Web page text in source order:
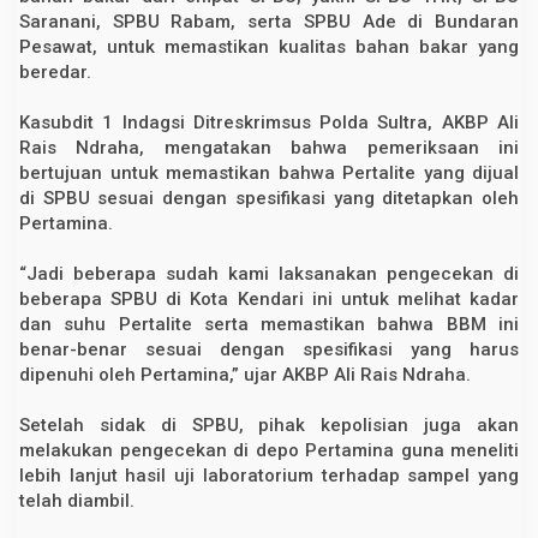
l
t
s
u
i
S
i
f
i
a
s
i
Saranani, SPBU Rabam, serta SPBU Ade di Bundaran
Pesawat, untuk memastikan kualitas bahan bakar yang
beredar.
Kasubdit 1 Indagsi Ditreskrimsus Polda Sultra, AKBP Ali
Rais Ndraha, mengatakan bahwa pemeriksaan ini
bertujuan untuk memastikan bahwa Pertalite yang dijual
di SPBU sesuai dengan spesifikasi yang ditetapkan oleh
Pertamina.
“Jadi beberapa sudah kami laksanakan pengecekan di
beberapa SPBU di Kota Kendari ini untuk melihat kadar
dan suhu Pertalite serta memastikan bahwa BBM ini
benar-benar sesuai dengan spesifikasi yang harus
dipenuhi oleh Pertamina,” ujar AKBP Ali Rais Ndraha.
Setelah sidak di SPBU, pihak kepolisian juga akan
melakukan pengecekan di depo Pertamina guna meneliti
lebih lanjut hasil uji laboratorium terhadap sampel yang
telah diambil.